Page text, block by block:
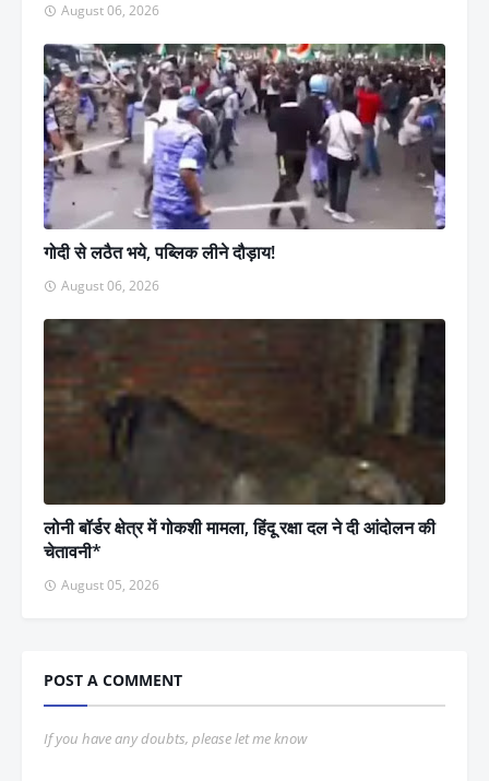
August 06, 2026
गोदी से लठैत भये, पब्लिक लीने दौड़ाय!
August 06, 2026
लोनी बॉर्डर क्षेत्र में गोकशी मामला, हिंदू रक्षा दल ने दी आंदोलन की
चेतावनी*
August 05, 2026
POST A COMMENT
If you have any doubts, please let me know